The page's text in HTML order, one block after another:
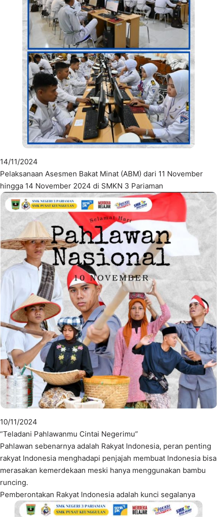
14/11/2024
Pelaksanaan Asesmen Bakat Minat (ABM) dari 11 November
hingga 14 November 2024 di SMKN 3 Pariaman
10/11/2024
“Teladani Pahlawanmu Cintai Negerimu”
Pahlawan sebenarnya adalah Rakyat Indonesia, peran penting
rakyat Indonesia menghadapi penjajah membuat Indonesia bisa
merasakan kemerdekaan meski hanya menggunakan bambu
runcing.
Pemberontakan Rakyat Indonesia adalah kunci segalanya